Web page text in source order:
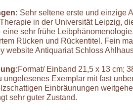
Sehr seltene erste und einzige
in der Universität Leipzig,
eine sehr frühe
Rücken und Rückentitel. Fein
website Antiquariat Schloss
Format/ Einband 21,5 x 13 cm;
ungelesenes Exemplar mit fast
Einbräunungen
sehr guter Zustand.